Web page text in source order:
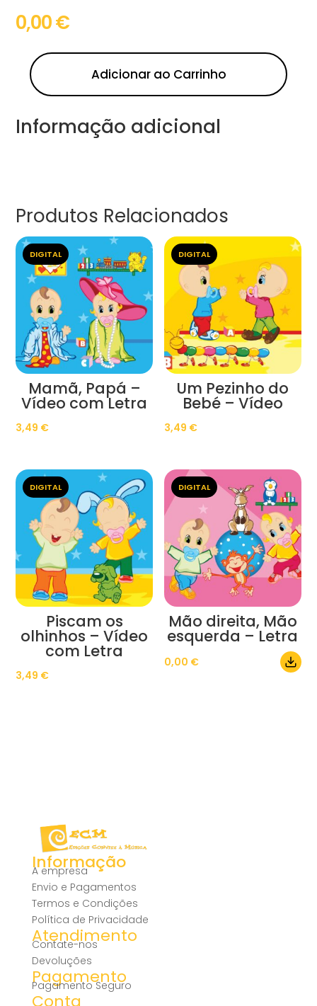
0,00€
Adicionar ao Carrinho
Informação adicional
Produtos Relacionados
DIGITAL
Mamã, Papá –
Vídeo com Letra
3,49 €
DIGITAL
Um Pezinho do
Bebé – Vídeo
3,49 €
DIGITAL
Piscam os
olhinhos – Vídeo
com Letra
3,49 €
DIGITAL
Mão direita, Mão
esquerda – Letra
0,00 €
Informação
A empresa
Envio e Pagamentos
Termos e Condições
Política de Privacidade
Atendimento
Contate-nos
Devoluções
Pagamento
Pagamento Seguro
Conta